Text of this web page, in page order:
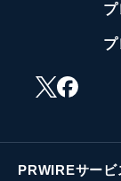
PRWIREサービ